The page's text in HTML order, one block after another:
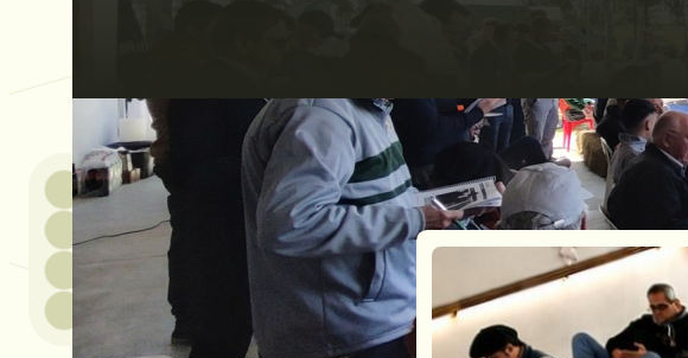
26 agosto, 2025
El pasado lunes 25 de agosto, laCooperativa
llevó a cabo un nuevoRemate de Reproductores
consolidando una vez más el compromiso de la
con la calidad genética de las razas que lideran